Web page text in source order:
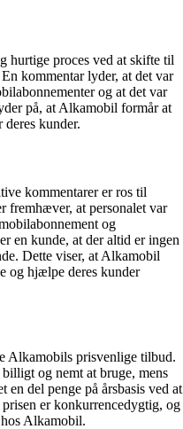
hurtige proces ved at skifte til
kommentar lyder, at det var
og at det var
på, at Alkamobil formår at
kunder.
kommentarer er ros til
fremhæver, at personalet var
og
en kunde, at der altid er ingen
Dette viser, at Alkamobil
og hjælpe deres kunder
Alkamobils prisvenlige tilbud.
og nemt at bruge, mens
en del penge på årsbasis ved at
er konkurrencedygtig, og
Alkamobil.